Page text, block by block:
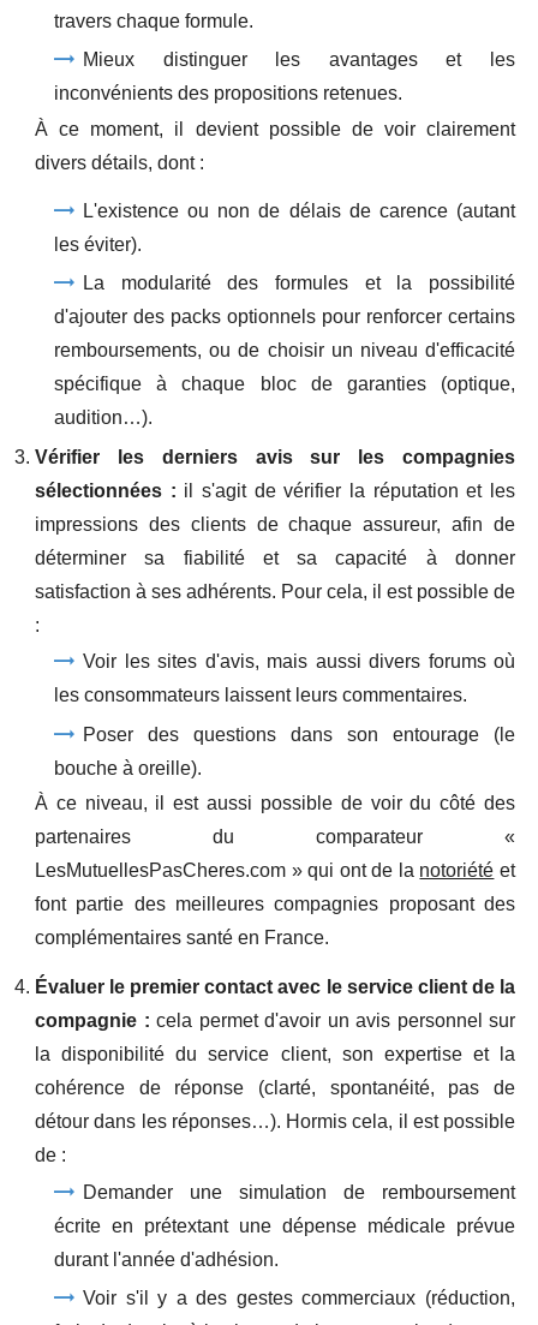
travers chaque formule.
Mieux distinguer les avantages et les
inconvénients des propositions retenues.
À ce moment, il devient possible de voir clairement
divers détails, dont :
L'existence ou non de délais de carence (autant
les éviter).
La modularité des formules et la possibilité
d'ajouter des packs optionnels pour renforcer certains
remboursements, ou de choisir un niveau d'efficacité
spécifique à chaque bloc de garanties (optique,
audition…).
Vérifier les derniers avis sur les compagnies
sélectionnées : il s'agit de vérifier la réputation et les
impressions des clients de chaque assureur, afin de
déterminer sa fiabilité et sa capacité à donner
satisfaction à ses adhérents. Pour cela, il est possible de
:
Voir les sites d'avis, mais aussi divers forums où
les consommateurs laissent leurs commentaires.
Poser des questions dans son entourage (le
bouche à oreille).
À ce niveau, il est aussi possible de voir du côté des
partenaires du comparateur «
LesMutuellesPasCheres.com » qui ont de la notoriété et
font partie des meilleures compagnies proposant des
complémentaires santé en France.
Évaluer le premier contact avec le service client de la
compagnie : cela permet d'avoir un avis personnel sur
la disponibilité du service client, son expertise et la
cohérence de réponse (clarté, spontanéité, pas de
détour dans les réponses…). Hormis cela, il est possible
de :
Demander une simulation de remboursement
écrite en prétextant une dépense médicale prévue
durant l'année d'adhésion.
Voir s'il y a des gestes commerciaux (réduction,